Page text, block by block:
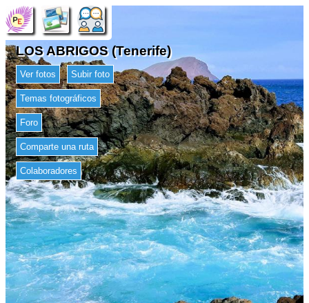
LOS ABRIGOS (Tenerife)
Ver fotos Subir foto
Temas fotográficos
Foro
Comparte una ruta
Colaboradores